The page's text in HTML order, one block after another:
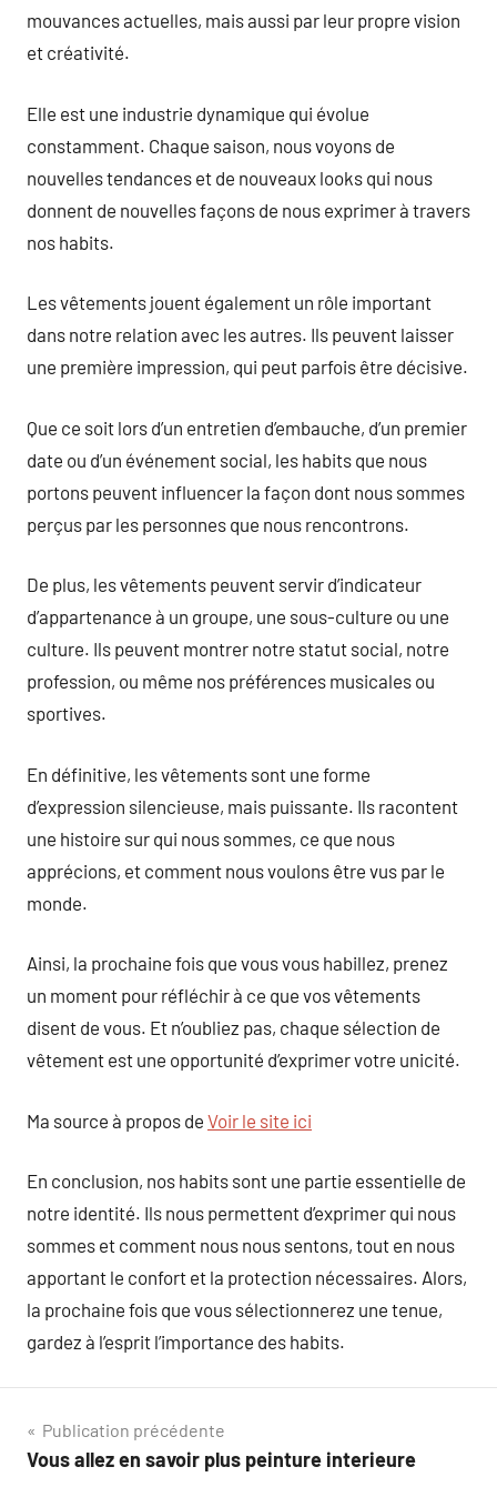
mouvances actuelles, mais aussi par leur propre vision
et créativité.
Elle est une industrie dynamique qui évolue
constamment. Chaque saison, nous voyons de
nouvelles tendances et de nouveaux looks qui nous
donnent de nouvelles façons de nous exprimer à travers
nos habits.
Les vêtements jouent également un rôle important
dans notre relation avec les autres. Ils peuvent laisser
une première impression, qui peut parfois être décisive.
Que ce soit lors d’un entretien d’embauche, d’un premier
date ou d’un événement social, les habits que nous
portons peuvent influencer la façon dont nous sommes
perçus par les personnes que nous rencontrons.
De plus, les vêtements peuvent servir d’indicateur
d’appartenance à un groupe, une sous-culture ou une
culture. Ils peuvent montrer notre statut social, notre
profession, ou même nos préférences musicales ou
sportives.
En définitive, les vêtements sont une forme
d’expression silencieuse, mais puissante. Ils racontent
une histoire sur qui nous sommes, ce que nous
apprécions, et comment nous voulons être vus par le
monde.
Ainsi, la prochaine fois que vous vous habillez, prenez
un moment pour réfléchir à ce que vos vêtements
disent de vous. Et n’oubliez pas, chaque sélection de
vêtement est une opportunité d’exprimer votre unicité.
Ma source à propos de Voir le site ici
En conclusion, nos habits sont une partie essentielle de
notre identité. Ils nous permettent d’exprimer qui nous
sommes et comment nous nous sentons, tout en nous
apportant le confort et la protection nécessaires. Alors,
la prochaine fois que vous sélectionnerez une tenue,
gardez à l’esprit l’importance des habits.
Navigation
de
Publication précédente
Vous allez en savoir plus peinture interieure